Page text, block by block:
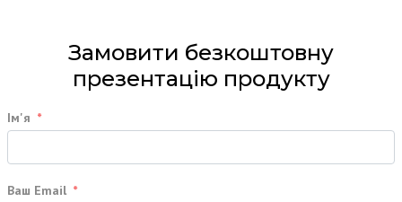
Замовити безкоштовну
презентацію продукту
Ім'я
Ваш Email